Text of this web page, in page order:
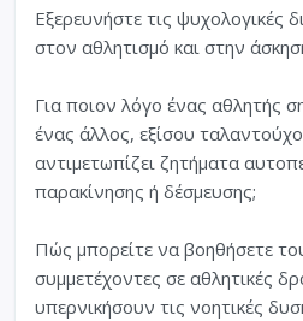
Εξερευνήστε τις ψυχολογικές
στον αθλητισμό και στην
Για ποιον λόγο ένας αθλητής
ένας άλλος, εξίσου
αντιμετωπίζει ζητήματα
παρακίνησης ή δέσμευσης;
Πώς μπορείτε να βοηθήσετε
συμμετέχοντες σε αθλητικές
υπερνικήσουν τις νοητικές